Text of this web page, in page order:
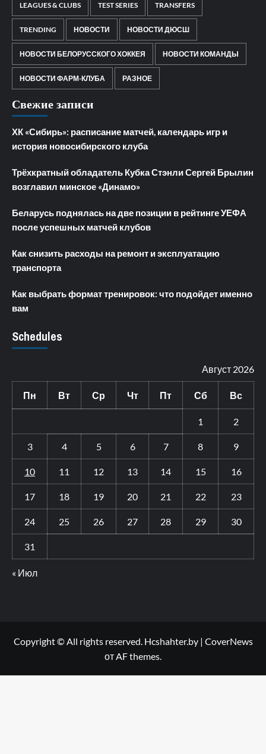
LEAGUES & CLUBS TEST SERIES TRANSFERS
TRENDING НОВОСТИ НОВОСТИ ДЮСШ
НОВОСТИ БЕЛОРУССКОГО ХОККЕЯ НОВОСТИ КОМАНДЫ
НОВОСТИ ФАРМ-КЛУБА РАЗНОЕ
Свежие записи
ХК «Сибирь»: расписание матчей, календарь игр и
история новосибирского клуба
Трёхкратный обладатель Кубка Стэнли Сергей Брылин
возглавил минское «Динамо»
Беларусь поднялась на две позиции в рейтинге УЕФА
после успешных матчей клубов
Как снизить расходы на ремонт и эксплуатацию
транспорта
Как выбрать формат тренировок: что подойдет именно
вам
Schedules
Август 2026
Пн Вт Ср Чт Пт Сб Вс
1 2
3 4 5 6 7 8 9
10 11 12 13 14 15 16
17 18 19 20 21 22 23
24 25 26 27 28 29 30
31
« Июл
Copyright © All rights reserved. Hcshahter.by | CoverNews
от AF themes.